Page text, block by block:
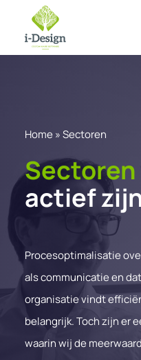
Home »Sectoren
Sectoren
actief
Procesoptimalisatie
als communicatie en
organisatie vindt
belangrijk. Toch zijn er
waarin wij de